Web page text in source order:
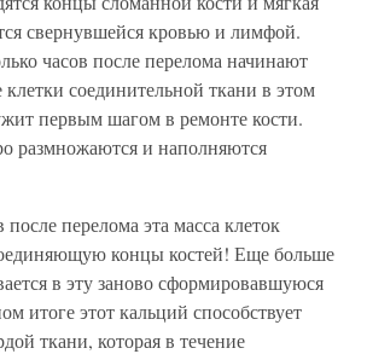
свернувшейся кровью и лимфой.
часов после перелома начинают
клетки соединительной ткани в этом
первым шагом в ремонте кости.
размножаются и наполняются
после перелома эта масса клеток
концы костей! Еще больше
в эту заново сформировавшуюся
итоге этот кальций способствует
ткани, которая в течение